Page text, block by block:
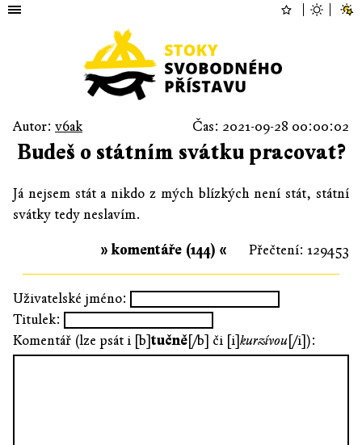
Autor: v6ak Čas: 2021-09-28 00:00:02
Budeš o státním svátku pracovat?
Já nejsem stát a nikdo z mých blízkých není stát, státní
svátky tedy neslavím.
Přečtení: 129453
» komentáře (144) «
Uživatelské jméno:
Titulek:
Komentář (lze psát i [b]tučně[/b] či [i]kurzívou[/i]):